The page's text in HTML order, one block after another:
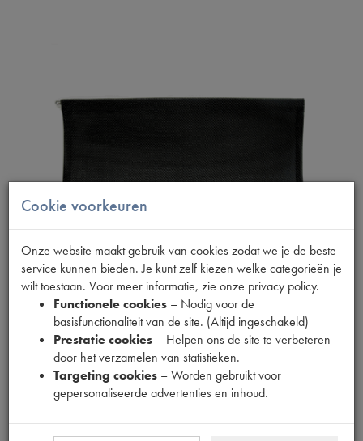
Productnummer
1926101
Prijs
11,17 (€9,23 excl. btw)
Cookie voorkeuren
Onze website maakt gebruik van cookies zodat we je de beste
service kunnen bieden. Je kunt zelf kiezen welke categorieën je
wilt toestaan. Voor meer informatie, zie onze privacy policy.
Functionele cookies – Nodig voor de
basisfunctionaliteit van de site. (Altijd ingeschakeld)
Prestatie cookies – Helpen ons de site te verbeteren
door het verzamelen van statistieken.
Targeting cookies – Worden gebruikt voor
gepersonaliseerde advertenties en inhoud.